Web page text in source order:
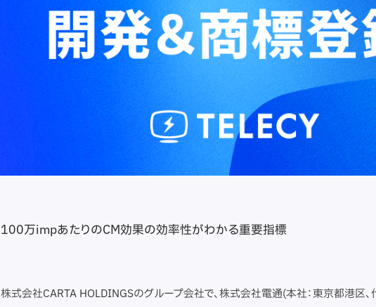
100万impあたりのCM効果の効率性がわかる重要指標
株式会社CARTA HOLDINGSのグループ会社で、株式会社電通(本社：東京都港区